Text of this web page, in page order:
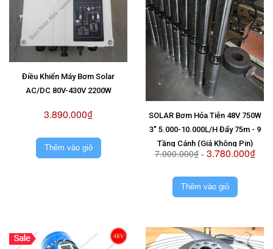
Điều Khiển Máy Bơm Solar
AC/DC 80V-430V 2200W
3.890.000₫
Thêm vào giỏ
SOLAR Bơm Hỏa Tiễn 48V 750W
3" 5.000-10.000L/H Đẩy 75m - 9
Tầng Cánh (Giá Không Pin)
7.000.000₫- 3.780.000₫
Thêm vào giỏ